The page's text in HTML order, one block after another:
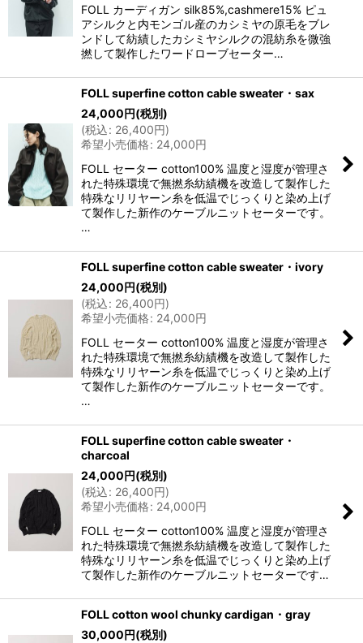
FOLL カーディガン silk85%,cashmere15% ピュ
アシルクと内モンゴル産のカシミヤの原毛をブレ
ンドして紡績したカシミヤシルクの混紡糸を微強
撚して製作したワードローブセーター…
FOLL superfine cotton cable sweater・sax
24,000円(税別)
(税込: 26,400円)
希望小売価格: 24,000円
FOLL セーター cotton100% 温度と湿度が管理さ
れた特殊環境で無撚糸紡績機を改造して製作した
特殊なリリヤーン糸を低温でじっくりと染め上げ
て製作した新作のケーブルニットセーターです。
…
FOLL superfine cotton cable sweater・ivory
24,000円(税別)
(税込: 26,400円)
希望小売価格: 24,000円
FOLL セーター cotton100% 温度と湿度が管理さ
れた特殊環境で無撚糸紡績機を改造して製作した
特殊なリリヤーン糸を低温でじっくりと染め上げ
て製作した新作のケーブルニットセーターです。
…
FOLL superfine cotton cable sweater・
charcoal
24,000円(税別)
(税込: 26,400円)
希望小売価格: 24,000円
FOLL セーター cotton100% 温度と湿度が管理さ
れた特殊環境で無撚糸紡績機を改造して製作した
特殊なリリヤーン糸を低温でじっくりと染め上げ
て製作した新作のケーブルニットセーターです…
FOLL cotton wool chunky cardigan・gray
30,000円(税別)